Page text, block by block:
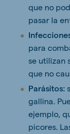
que no
pasar la
para
se utilizan
que no
Parásitos:
gallina.
ejemplo,
picores.